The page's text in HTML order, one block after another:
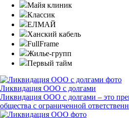
Майя клиник
Классик
ЕЛМАЙ
Ханский кабель
FullFrame
Жилье-групп
Первый тайм
Ликвидация ООО с долгами
Ликвидация ООО с долгами – это
общества с ограниченной